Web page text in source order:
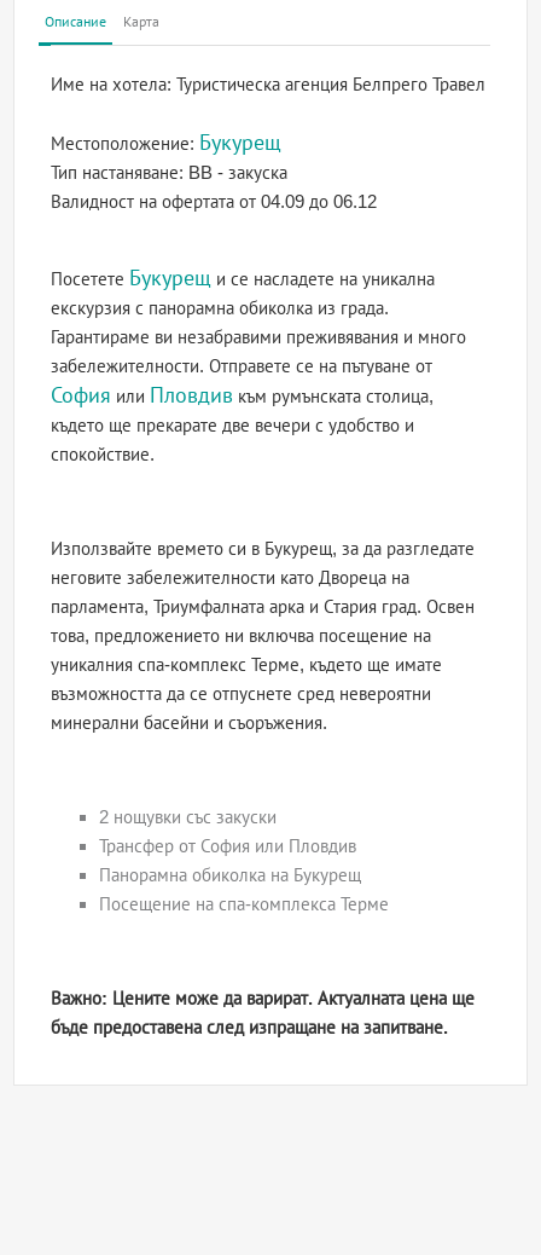
Описание Карта
Име на хотела:Туристическа агенция Белпрего Травел
Местоположение: Букурещ
Тип настаняване: BB - закуска
Валидност на офертатаот 04.09 до 06.12
Посетете Букурещ и се насладете на уникална
екскурзия с панорамна обиколка из града.
Гарантираме ви незабравими преживявания и много
забележителности. Отправете се на пътуване от
София или Пловдив към румънската столица,
където ще прекарате две вечери с удобство и
спокойствие.
Използвайте времето си в Букурещ, за да разгледате
неговите забележителности като Двореца на
парламента, Триумфалната арка и Стария град. Освен
това, предложението ни включва посещение на
уникалния спа-комплекс Терме, където ще имате
възможността да се отпуснете сред невероятни
минерални басейни и съоръжения.
2 нощувки със закуски
Трансфер от София или Пловдив
Панорамна обиколка на Букурещ
Посещение на спа-комплекса Терме
Важно: Цените може да варират. Актуалната цена ще
бъде предоставена след изпращане на запитване.